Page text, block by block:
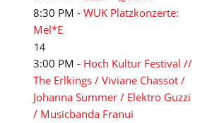
8:30 PM - WUK Platzkonzerte:
Mel*E
14
3:00 PM - Hoch Kultur Festival //
The Erlkings / Viviane Chassot /
Johanna Summer / Elektro Guzzi
/ Musicbanda Franui